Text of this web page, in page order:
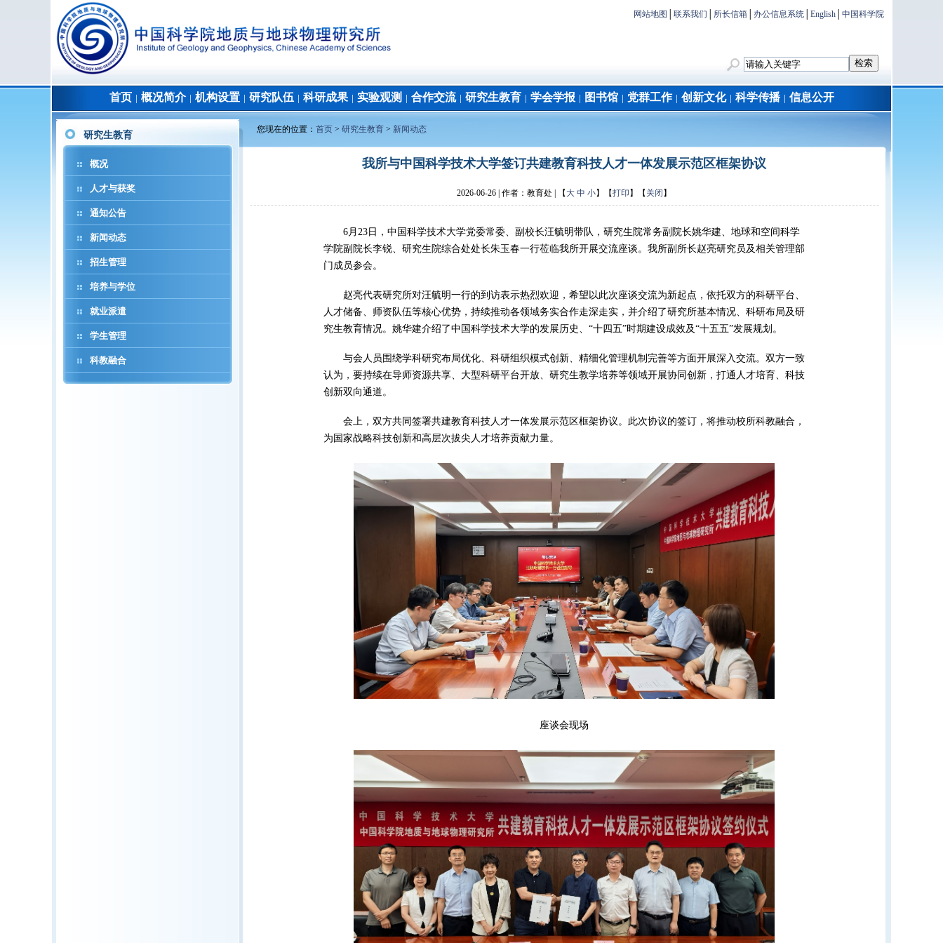
网站地图 联系我们 所长信箱 办公信息系统 English 中国科学院
首页 概况简介│ 机构设置 研究队伍 科研成果│ 实验观测 合作交流│ 研究生教育 学会学报 图书馆 党群工作│ 创新文化│ 科学传播│ 信息公开
研究生教育
概况
人才与获奖
通知公告
新闻动态
招生管理
培养与学位
就业派遣
学生管理
科教融合
您现在的位置： 首页 > 研究生教育 > 新闻动态
我所与中国科学技术大学签订共建教育科技人才一体发展示范区框架协议
2026-06-26 | 作者： 教育处 | 【 大 中 小】【打印 】【 关闭 】
6月23日，中国科学技术大学党委常委、副校长汪毓明带队，研究生院常务副院长姚华建、地球和空间科学
学院副院长李锐、研究生院综合处处长朱玉春一行莅临我所开展交流座谈。我所副所长赵亮研究员及相关管理部
门成员参会。
赵亮代表研究所对汪毓明一行的到访表示热烈欢迎，希望以此次座谈交流为新起点，依托双方的科研平台、
人才储备、师资队伍等核心优势，持续推动各领域务实合作走深走实，并介绍了研究所基本情况、科研布局及研
究生教育情况。姚华建介绍了中国科学技术大学的发展历史、“十四五”时期建设成效及“十五五”发展规划。
与会人员围绕学科研究布局优化、科研组织模式创新、精细化管理机制完善等方面开展深入交流。双方一致
认为，要持续在导师资源共享、大型科研平台开放、研究生教学培养等领域开展协同创新，打通人才培育、科技
创新双向通道。
会上，双方共同签署共建教育科技人才一体发展示范区框架协议。此次协议的签订，将推动校所科教融合，
为国家战略科技创新和高层次拔尖人才培养贡献力量。
座谈会现场